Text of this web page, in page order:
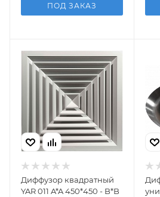
ПОД ЗАКАЗ
Диффузор квадратный
YAR 011 A*A 450*450 - B*B